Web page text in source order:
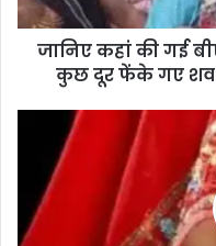
जानिए कहां की गई
कुछ दूर फेंके गए शव